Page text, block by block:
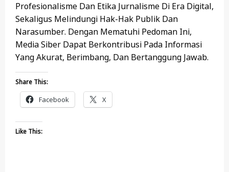
Profesionalisme Dan Etika Jurnalisme Di Era Digital,
Sekaligus Melindungi Hak-Hak Publik Dan
Narasumber. Dengan Mematuhi Pedoman Ini,
Media Siber Dapat Berkontribusi Pada Informasi
Yang Akurat, Berimbang, Dan Bertanggung Jawab.
Share This:
Facebook X
Like This: